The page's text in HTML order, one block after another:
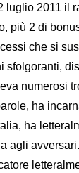
luglio 2011 il
più 2 di
che si
sfolgoranti,
numerosi
ha
ha
agli avversari.